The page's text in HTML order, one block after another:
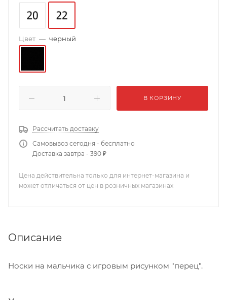
Цвет — черный
В КОРЗИНУ
Рассчитать доставку
Самовывоз сегодня - бесплатно
Доставка завтра - 390 ₽
Цена действительна только для интернет-магазина и
может отличаться от цен в розничных магазинах
Описание
Носки на мальчика с игровым рисунком "перец".